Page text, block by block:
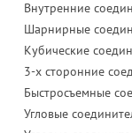
Внутренние
Шарнирные
Кубические
3-х сторонние
Быстросъемные
Угловые